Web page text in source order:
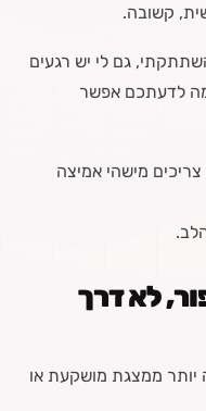
קשובה.
גם לי יש רגעים
לדעתכם אפשר
מישהי אמיצה
לא דרך
יותר ממצגת מושקעת או